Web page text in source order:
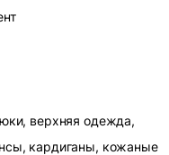
верхняя одежда,
кардиганы, кожаные